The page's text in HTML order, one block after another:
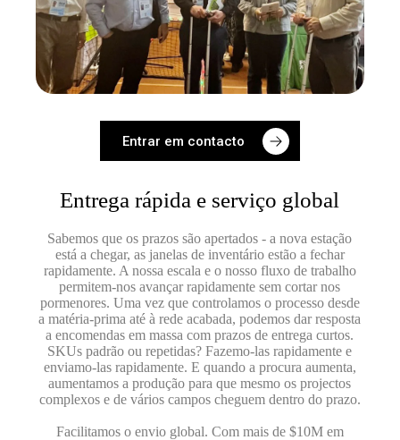
Entrar em contacto
Entrega rápida e serviço global
Sabemos que os prazos são apertados - a nova estação
está a chegar, as janelas de inventário estão a fechar
rapidamente. A nossa escala e o nosso fluxo de trabalho
permitem-nos avançar rapidamente sem cortar nos
pormenores. Uma vez que controlamos o processo desde
a matéria-prima até à rede acabada, podemos dar resposta
a encomendas em massa com prazos de entrega curtos.
SKUs padrão ou repetidas? Fazemo-las rapidamente e
enviamo-las rapidamente. E quando a procura aumenta,
aumentamos a produção para que mesmo os projectos
complexos e de vários campos cheguem dentro do prazo.
Facilitamos o envio global. Com mais de $10M em